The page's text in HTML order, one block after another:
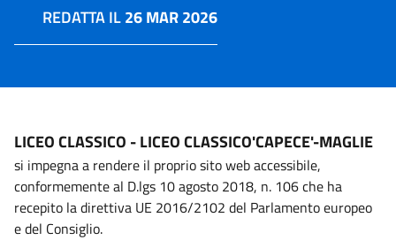
REDATTA IL26 MAR 2026
LICEO CLASSICO - LICEO CLASSICO'CAPECE'-MAGLIE
si impegna a rendere il proprio sito web accessibile,
conformemente al D.lgs 10 agosto 2018, n. 106 che ha
recepito la direttiva UE 2016/2102 del Parlamento europeo
e del Consiglio.